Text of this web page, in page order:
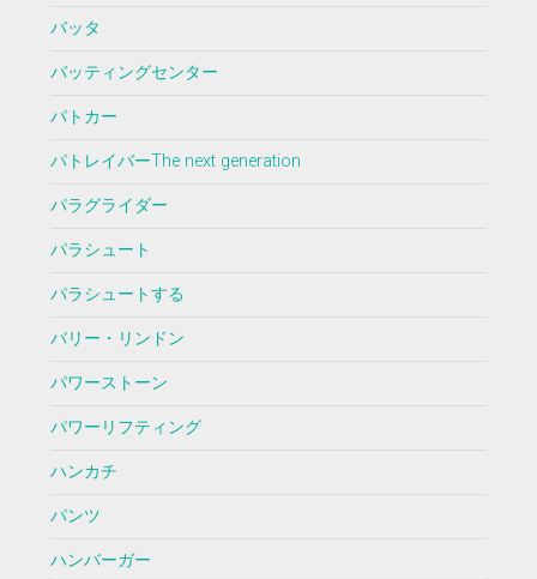
バッタ
バッティングセンター
パトカー
パトレイバーThe next generation
パラグライダー
パラシュート
パラシュートする
バリー・リンドン
パワーストーン
パワーリフティング
ハンカチ
パンツ
ハンバーガー